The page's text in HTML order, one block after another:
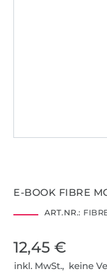
E-BOOK FIBRE
ART.NR.:
12,45 €
inkl. MwSt., keine